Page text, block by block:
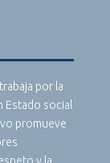
por la
Estado social
promueve